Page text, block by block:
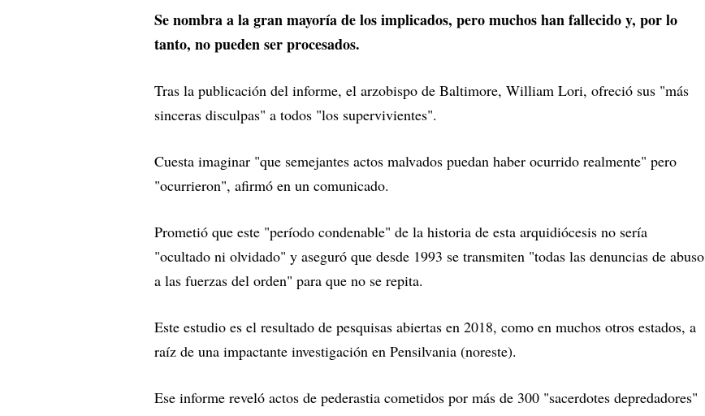
Se nombra a la gran mayoría de los implicados, pero muchos han fallecido y, por lo
tanto, no pueden ser procesados.
Tras la publicación del informe, el arzobispo de Baltimore, William Lori, ofreció sus "más
sinceras disculpas" a todos "los supervivientes".
Cuesta imaginar "que semejantes actos malvados puedan haber ocurrido realmente" pero
"ocurrieron", afirmó en un comunicado.
Prometió que este "período condenable" de la historia de esta arquidiócesis no sería
"ocultado ni olvidado" y aseguró que desde 1993 se transmiten "todas las denuncias de abuso
a las fuerzas del orden" para que no se repita.
Este estudio es el resultado de pesquisas abiertas en 2018, como en muchos otros estados, a
raíz de una impactante investigación en Pensilvania (noreste).
Ese informe reveló actos de pederastia cometidos por más de 300 "sacerdotes depredadores"